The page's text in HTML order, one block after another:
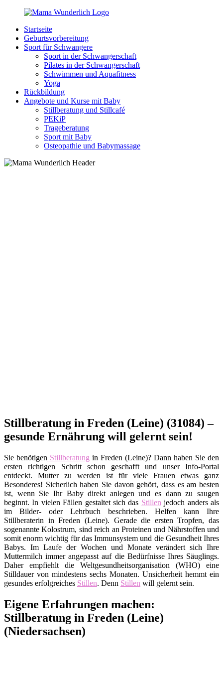
Zurück
Inhalt
MamaWunderlich.de
Mutti
sein
wunderbar!
Startseite
Geburtsvorbereitung
Sport für Schwangere
Sport in der Schwangerschaft
Pilates in der Schwangerschaft
Schwimmen und Aquafitness
Yoga
Rückbildung
Angebote und Kurse mit Baby
Stillberatung und Stillcafé
PEKiP
Trageberatung
Sport mit Baby
Osteopathie und Babymassage
Stillberatung in Freden (Leine) (31084) –
gesunde Ernährung will gelernt sein!
Sie benötigen Stillberatung in Freden (Leine)? Dann haben Sie den
ersten richtigen Schritt schon geschafft und unser Info-Portal
entdeckt. Mutter zu werden ist für viele Frauen etwas ganz
Besonderes! Sicherlich haben Sie davon gehört, dass es am besten
ist, wenn Sie Ihr Baby direkt anlegen und es dann zu saugen
beginnt. In vielen Fällen gestaltet sich das Stillen jedoch anders als
im Bilder- oder Lehrbuch beschrieben. Helfen kann Ihre
Stillberaterin in Freden (Leine). Gerade die ersten Tropfen, das
sogenannte Kolostrum, sind reich an Proteinen und Nährstoffen und
somit enorm wichtig für das Immunsystem und die Gesundheit Ihres
Babys. Im Laufe der Wochen und Monate verändert sich Ihre
Muttermilch immer angepasst auf die Bedürfnisse Ihres Säuglings.
Daher empfiehlt die Weltgesundheitsorganisation (WHO) eine
Stilldauer von mindestens sechs Monaten. Unsicherheit hemmt ein
gesundes erfolgreiches Stillen. Denn Stillen will gelernt sein.
Eigene Erfahrungen machen:
Stillberatung in Freden (Leine)
(Niedersachsen)